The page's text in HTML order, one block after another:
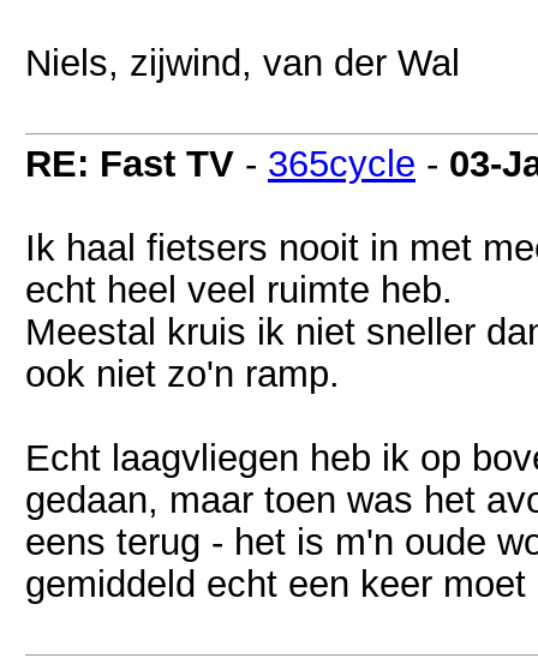
Niels, zijwind, van der Wal
RE: Fast TV - 365cycle - 03-
Ik haal fietsers nooit in met
echt heel veel ruimte heb.
Meestal kruis ik niet sneller
ook niet zo'n ramp.
Echt laagvliegen heb ik op
gedaan, maar toen was het
eens terug - het is m'n oude
gemiddeld echt een keer